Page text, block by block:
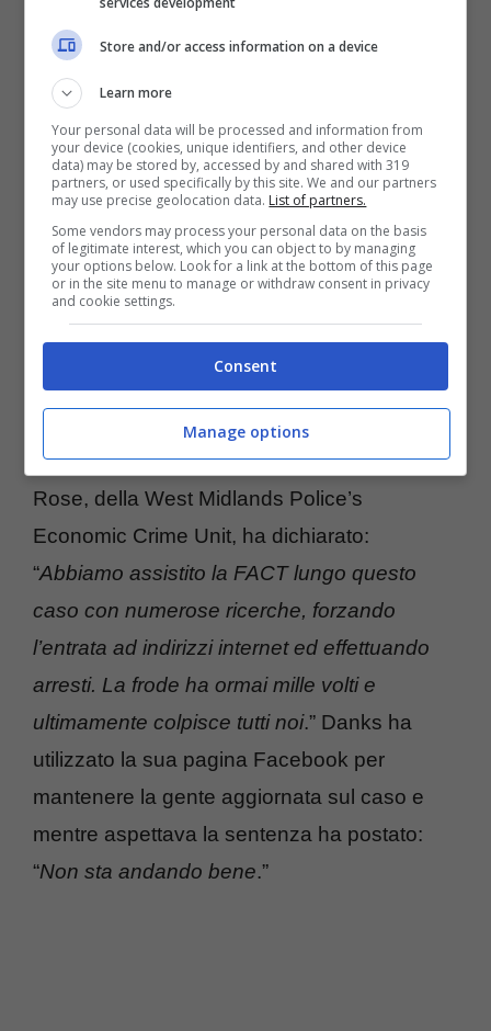
Durante la sentenza il giudice Keith Raynor
ha qualificato di “
offensivo” il modo in cui l’uomo si è espresso
sul più famoso dei social network. Anche
Michael Bell , ex fidanzato della sorella, il
quale ha caricato svariati film per conto suo,
è stato arrestato. Entrambi si sono dichiarati
colpevoli di aver commesso atti illeciti.
La pena di Bell è invece più leggera: dovrà
effettuare servizio civile per un anno con 120
ore non pagate. Il sergente detective Rod
Rose, della West Midlands Police’s
Economic Crime Unit, ha dichiarato:
“Abbiamo assistito la FACT lungo questo
caso con numerose ricerche, forzando
l’entrata ad indirizzi internet ed effettuando
arresti. La frode ha ormai mille volti e
ultimamente colpisce tutti noi.” Danks ha
utilizzato la sua pagina Facebook per
mantenere la gente aggiornata sul caso e
mentre aspettava la sentenza ha postato:
“Non sta andando bene.”
Store and/or access information on a device
Learn more
Your personal data will be processed and information from
your device (cookies, unique identifiers, and other device
data) may be stored by, accessed by and shared with 319
partners, or used specifically by this site. We and our partners
may use precise geolocation data. List of partners.
Some vendors may process your personal data on the basis
of legitimate interest, which you can object to by managing
your options below. Look for a link at the bottom of this page
or in the site menu to manage or withdraw consent in privacy
and cookie settings.
Consent
Manage options